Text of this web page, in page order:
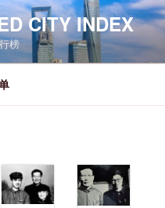
CITY INDEX
榜